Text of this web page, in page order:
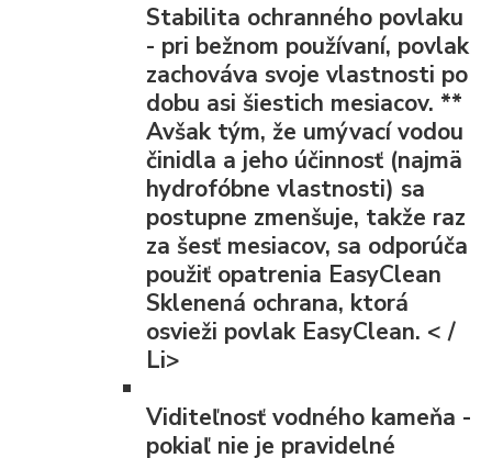
Stabilita ochranného povlaku
- pri bežnom používaní, povlak
zachováva svoje vlastnosti po
dobu asi šiestich mesiacov. **
Avšak tým, že umývací vodou
činidla a jeho účinnosť (najmä
hydrofóbne vlastnosti) sa
postupne zmenšuje, takže raz
za šesť mesiacov, sa odporúča
použiť opatrenia EasyClean
Sklenená ochrana, ktorá
osvieži povlak EasyClean. < /
Li>
Viditeľnosť vodného kameňa -
pokiaľ nie je pravidelné